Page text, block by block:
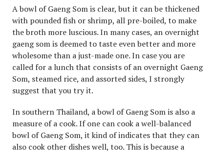
A bowl of Gaeng Som is clear, but it can be thickened
with pounded fish or shrimp, all pre-boiled, to make
the broth more luscious. In many cases, an overnight
gaeng som is deemed to taste even better and more
wholesome than a just-made one. In case you are
called for a lunch that consists of an overnight Gaeng
Som, steamed rice, and assorted sides, I strongly
suggest that you try it.
In southern Thailand, a bowl of Gaeng Som is also a
measure of a cook. If one can cook a well-balanced
bowl of Gaeng Som, it kind of indicates that they can
also cook other dishes well, too. This is because a